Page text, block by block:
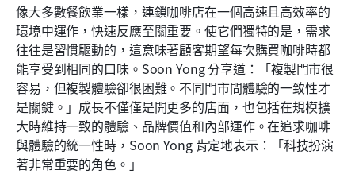
像大多數餐飲業一樣，連鎖咖啡店在一個高速且高效率的
環境中運作，快速反應至關重要。使它們獨特的是，需求
往往是習慣驅動的，這意味著顧客期望每次購買咖啡時都
能享受到相同的口味。Soon Yong 分享道：「複製門市很
容易，但複製體驗卻很困難。不同門市間體驗的一致性才
是關鍵。」成長不僅僅是開更多的店面，也包括在規模擴
大時維持一致的體驗、品牌價值和內部運作。在追求咖啡
與體驗的統一性時，Soon Yong 肯定地表示：「科技扮演
著非常重要的角色。」